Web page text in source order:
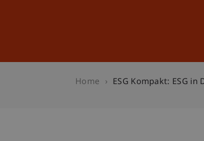
Home ESG Kompakt: ESG